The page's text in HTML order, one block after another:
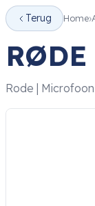
Terug Home
RØDE
Rode | Microfoon